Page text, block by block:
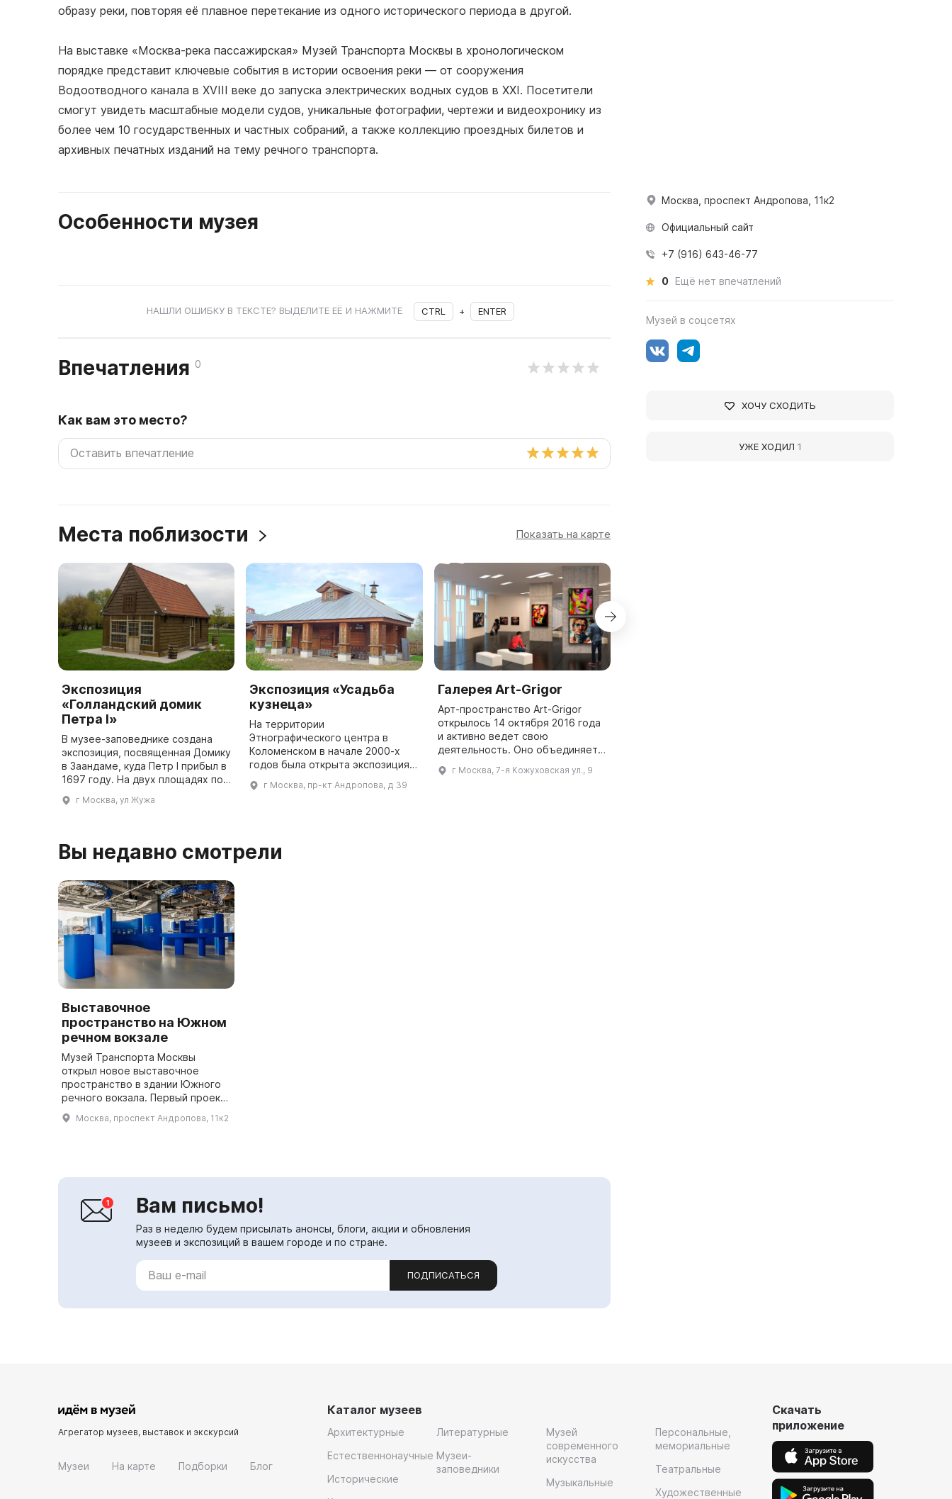
образу реки, повторяя её плавное перетекание из одного исторического периода в другой.
На выставке «Москва-река пассажирская» Музей Транспорта Москвы в хронологическом
порядке представит ключевые события в истории освоения реки — от сооружения
Водоотводного канала в XVIII веке до запуска электрических водных судов в XXI. Посетители
смогут увидеть масштабные модели судов, уникальные фотографии, чертежи и видеохронику из
более чем 10 государственных и частных собраний, а также коллекцию проездных билетов и
архивных печатных изданий на тему речного транспорта.
Особенности музея
НАШЛИ ОШИБКУ В ТЕКСТЕ? ВЫДЕЛИТЕ ЕЁ И НАЖМИТЕ CTRL + ENTER
Впечатления 0
Как вам это место?
Места поблизости Показать на карте
Экспозиция
«Голландский домик
Петра I»
В музее-заповеднике создана
экспозиция, посвященная Домику
в Заандаме, куда Петр I прибыл в
1697 году. На двух площадях по
восстановленные фрагменты
г Москва, ул Жужа
Экспозиция «Усадьба
кузнеца»
На территории
Этнографического центра в
Коломенском в начале 2000-х
годов была открыта экспозиция
усадебного дома кузнеца,
г Москва, пр-кт Андропова, д 39
Галерея Art-Grigor
Арт-пространство Art-Grigor
открылось 14 октября 2016 года
и активно ведет свою
деятельность. Оно объединяет
творческое объединение
г Москва, 7-я Кожуховская ул., 9
Вы недавно смотрели
Выставочное
пространство на Южном
речном вокзале
Музей Транспорта Москвы
открыл новое выставочное
пространство в здании Южного
речного вокзала. Первый проект,
«Москва-река пассажирская»,
расскажет посетителям об
Москва, проспект Андропова, 11к2
Вам письмо!
Раз в неделю будем присылать анонсы, блоги, акции и обновления
музеев и экспозиций в вашем городе и по стране.
ПОДПИСАТЬСЯ
Москва, проспект Андропова, 11к2
Официальный сайт
+7 (916) 643-46-77
0 Ещё нет впечатлений
Музей в соцсетях
ХОЧУ СХОДИТЬ
УЖЕ ХОДИЛ 1
Агрегатор музеев, выставок и экскурсий
Музеи На карте Подборки Блог
Каталог музеев
Архитектурные
Естественнонаучные
Исторические
Литературные
Музеи-
заповедники
Музей
современного
искусства
Музыкальные
Персональные,
мемориальные
Театральные
Художественные
Скачать
приложение